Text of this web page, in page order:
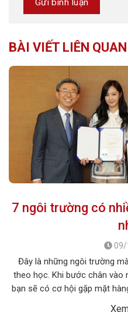
BÀI VIẾT LIÊN QUAN
7 ngôi trường có
09/
Đây là những ngôi trường
theo học. Khi bước chân vào
bạn sẽ có cơ hội gặp mặt